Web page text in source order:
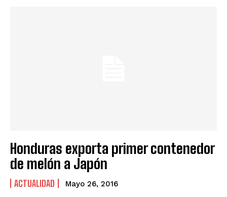
Honduras exporta primer contenedor
de melón a Japón
ACTUALIDAD Mayo 26, 2016